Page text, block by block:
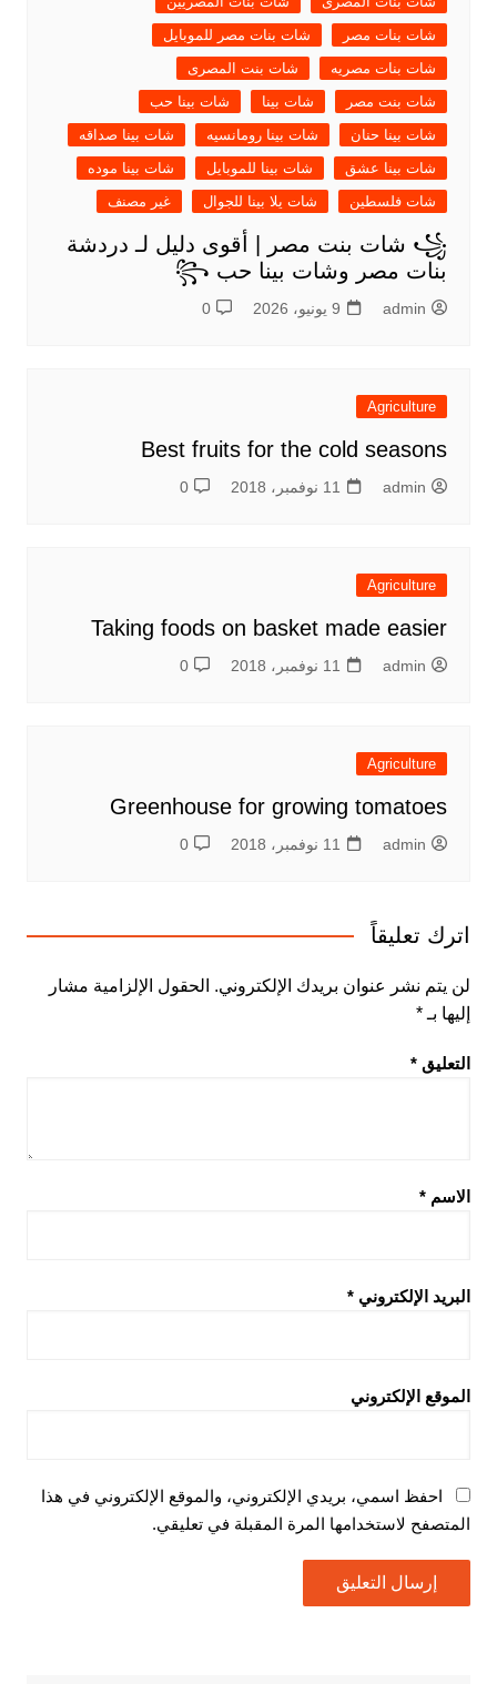
شات بنات مصر
شات بنات مصر للموبايل
شات بنات مصريه
شات بنت المصرى
شات بنت مصر
شات بينا
شات بينا حب
شات بينا حنان
شات بينا رومانسيه
شات بينا صداقه
شات بينا عشق
شات بينا للموبايل
شات بينا موده
شات فلسطين
شات يلا بينا للجوال غير مصنف
꧁ شات بنت مصر | أقوى دليل لـ دردشة
بنات مصر وشات بينا حب ꧂
admin 9 يونيو، 2026 0
Agriculture
Best fruits for the cold seasons
admin 11 نوفمبر، 2018 0
Agriculture
Taking foods on basket made easier
admin 11 نوفمبر، 2018 0
Agriculture
Greenhouse for growing tomatoes
admin 11 نوفمبر، 2018 0
اترك تعليقاً
لن يتم نشر عنوان بريدك الإلكتروني. الحقول الإلزامية مشار
إليها بـ *
التعليق *
الاسم *
البريد الإلكتروني *
الموقع الإلكتروني
احفظ اسمي، بريدي الإلكتروني، والموقع الإلكتروني في هذا
المتصفح لاستخدامها المرة المقبلة في تعليقي.